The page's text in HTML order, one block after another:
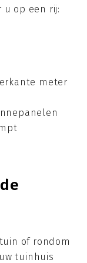
op een rij:
meter
of rondom
tuinhuis